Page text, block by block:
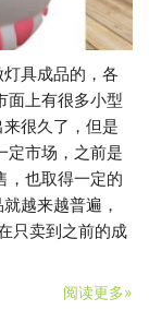
具成品的，各
面上有很多小型
很久了，但是
定市场，之前是
，也取得一定的
越来越普遍，
只卖到之前的成
阅读更多»